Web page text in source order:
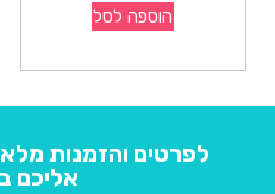
הוספה לסל
לפרטים והזמנות
אליכם